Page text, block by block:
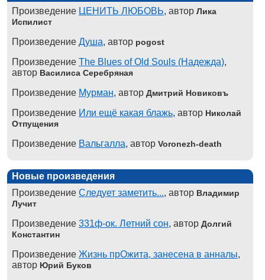
Произведение ЦЕНИТЬ ЛЮБОВЬ, автор Лика
Испилист
Произведение Душа, автор pogost
Произведение The Blues of Old Souls (Надежда),
автор Василиса Серебряная
Произведение Мурман, автор Дмитрий Новиковъ
Произведение Или ещё какая блажь, автор Николай
Отпущения
Произведение Вальгалла, автор Voronezh-death
Новые произведения
Произведение Следует заметить..., автор Владимир
Лучит
Произведение 331ф-ок. Летний сон, автор Долгий
Константин
Произведение Жизнь прОжита, занесена в анналы,
автор Юрий Буков